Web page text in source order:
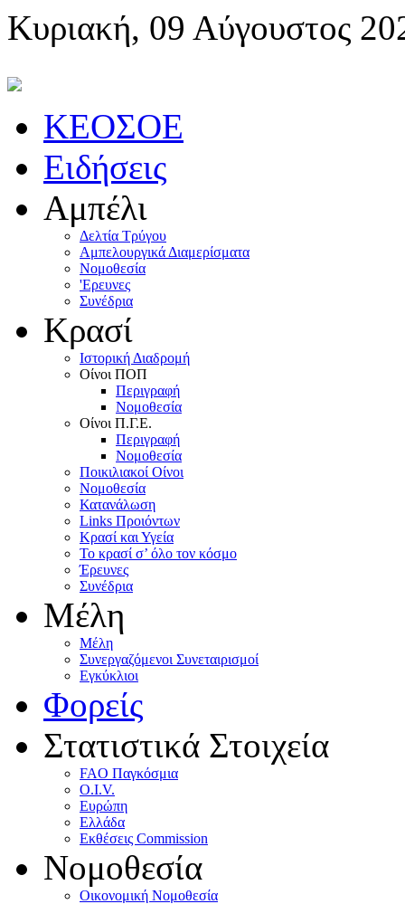
Κυριακή, 09 Αύγουστος
KEOΣOE
Ειδήσεις
Αμπέλι
Δελτία Τρύγου
Αμπελουργικά Διαμερίσματα
Nομοθεσία
'Eρευνες
Συνέδρια
Κρασί
Iστορική Διαδρομή
Oίνοι ΠOΠ
Περιγραφή
Nομοθεσία
Oίνοι Π.Γ.E.
Περιγραφή
Νομοθεσία
Ποικιλιακοί Oίνοι
Nομοθεσία
Κατανάλωση
Links Προιόντων
Κρασί και Υγεία
To κρασί σ’ όλο τον κόσμο
Έρευνες
Συνέδρια
Μέλη
Mέλη
Συνεργαζόμενοι Συνεταιρισμοί
Εγκύκλιοι
Φορείς
Στατιστικά Στοιχεία
FAO Παγκόσμια
O.I.V.
Ευρώπη
Ελλάδα
Eκθέσεις Commission
Νομοθεσία
Οικονομική Νομοθεσία